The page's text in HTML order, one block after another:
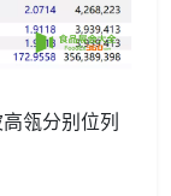
瓴分别位列